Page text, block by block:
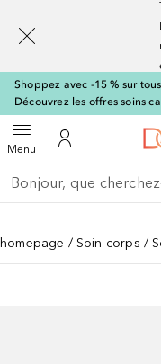
Shoppez avec -15 % sur
Découvrez les offres soins
MenuOuvrir le menu
Vers Mon
Retourner
Effectuer la recherche
homepage Soin corps